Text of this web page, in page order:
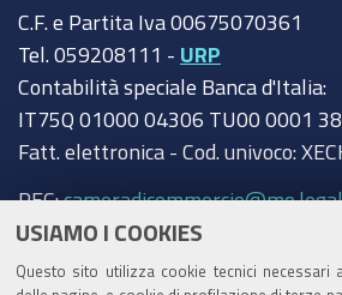
USIAMO I COOKIES
Questo sito utilizza cookie tecnici necessari
C.F. e Partita Iva 00675070361
Tel. 059208111 - URP
Contabilità speciale Banca d'Italia:
IT75Q 01000 04306 TU00 0001
Fatt. elettronica - Cod. univoco:
PEC:
Trasparenza